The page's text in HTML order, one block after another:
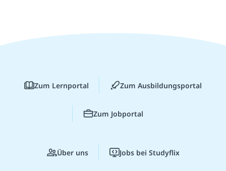
Zum Lernportal Zum Ausbildungsportal
Zum Jobportal
Über uns Jobs bei Studyflix